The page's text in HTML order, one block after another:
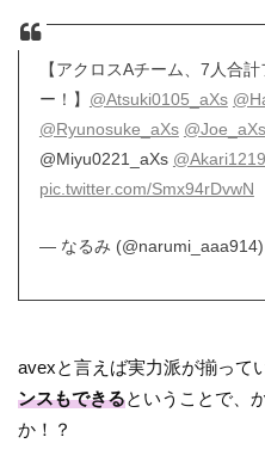
【アクロスAチーム、7人合
ー！】 @Atsuki0105_aXs
@Ryunosuke_aXs @Joe_aXs
@Miyu0221_aXs
pic.twitter.com/Smx94rDvwN
— なるみ (@narumi_aaa914)
avexと言えば実力派が揃って
ンスもできるということで、
か！？